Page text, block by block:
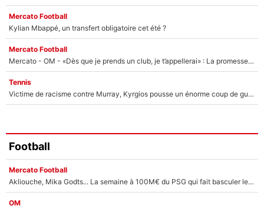
Mercato Football
Kylian Mbappé, un transfert obligatoire cet été ?
Mercato Football
Mercato - OM - «Dès que je prends un club, je t’appellerai» : La promesse de Marcelino au moment de claquer la porte
Tennis
Victime de racisme contre Murray, Kyrgios pousse un énorme coup de gueule !
Football
Mercato Football
Akliouche, Mika Godts... La semaine à 100M€ du PSG qui fait basculer le mercato du PSG !
OM